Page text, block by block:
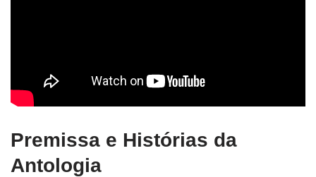
Premissa e Histórias da
Antologia